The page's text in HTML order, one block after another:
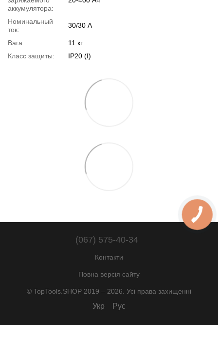
аккумулятора:
Номинальный
ток:
30/30 А
Вага
11 кг
Класс защиты:
IP20 (I)
(067) 575-40-34
Контакти
Повна версія сайту
© TopTools.SHOP 2019 – 2026. Усі права захищенні
Укр Рус